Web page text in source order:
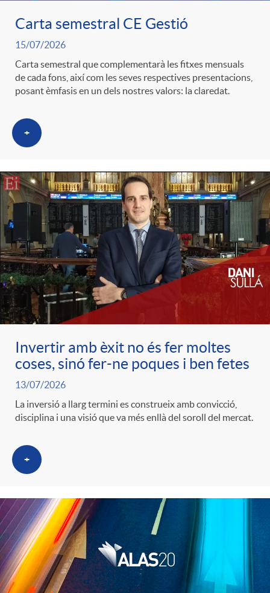
c
a
d
o
r
d
e
c
o
n
t
i
n
g
u
Carta semestral CE Gestió
15/07/2026
Carta semestral que complementarà les fitxes mensuals
de cada fons, així com les seves respectives presentacions,
posant èmfasis en un dels nostres valors: la claredat.
+
Invertir amb èxit no és fer moltes
coses, sinó fer-ne poques i ben fetes
13/07/2026
La inversió a llarg termini es construeix amb convicció,
disciplina i una visió que va més enllà del soroll del mercat.
+